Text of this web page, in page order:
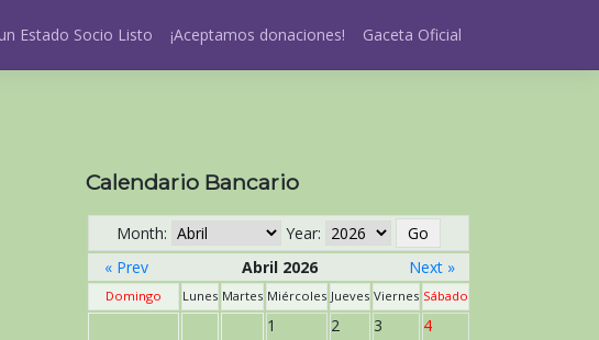
Estado Socio Listo ¡Aceptamos donaciones! Gaceta Oficial
Calendario Bancario
Month:
Year:
« Prev
Abril 2026 Next »
Domingo Lunes Martes Miércoles Jueves Viernes Sábado
1 2 3 4